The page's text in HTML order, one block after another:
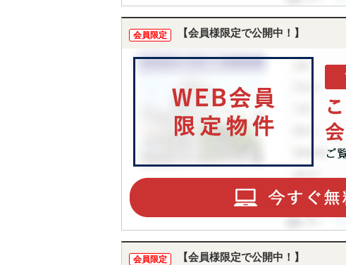
会員限定 【会員様限定で公開中！】
会員限定 【会員様限定で公開中！】